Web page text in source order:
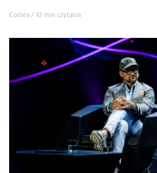
Conlea / 10 min czytania